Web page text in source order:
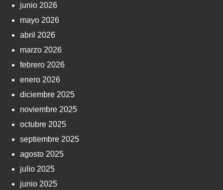
junio 2026
mayo 2026
abril 2026
marzo 2026
febrero 2026
enero 2026
diciembre 2025
noviembre 2025
octubre 2025
septiembre 2025
agosto 2025
julio 2025
junio 2025